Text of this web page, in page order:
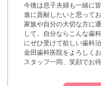
今後は息子夫婦も一緒に
進に貢献したいと思ってお
家族や自分の大切な方に
して、自分ならこんな歯
にぜひ受けて欲しい歯科
金田歯科医院をよろしく
スタッフ一同、笑顔でお